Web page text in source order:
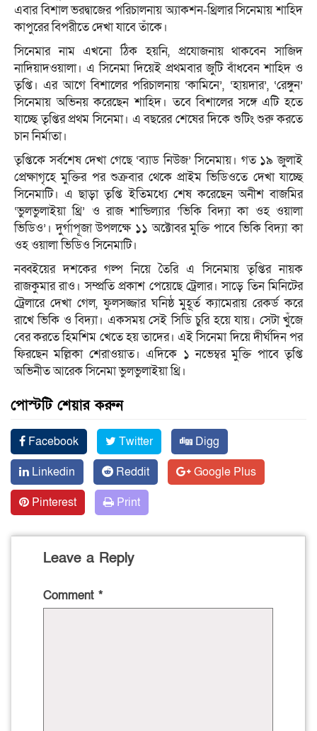
এবার বিশাল ভরদ্বাজের পরিচালনায় অ্যাকশন-থ্রিলার সিনেমায় শাহিদ
কাপুরের বিপরীতে দেখা যাবে তাঁকে।
সিনেমার নাম এখনো ঠিক হয়নি, প্রযোজনায় থাকবেন সাজিদ
নাদিয়াদওয়ালা। এ সিনেমা দিয়েই প্রথমবার জুটি বাঁধবেন শাহিদ ও
তৃপ্তি। এর আগে বিশালের পরিচালনায় ‘কামিনে’, ‘হায়দার’, ‘রেঙ্গুন’
সিনেমায় অভিনয় করেছেন শাহিদ। তবে বিশালের সঙ্গে এটি হতে
যাচ্ছে তৃপ্তির প্রথম সিনেমা। এ বছরের শেষের দিকে শুটিং শুরু করতে
চান নির্মাতা।
তৃপ্তিকে সর্বশেষ দেখা গেছে ‘ব্যাড নিউজ’ সিনেমায়। গত ১৯ জুলাই
প্রেক্ষাগৃহে মুক্তির পর শুক্রবার থেকে প্রাইম ভিডিওতে দেখা যাচ্ছে
সিনেমাটি। এ ছাড়া তৃপ্তি ইতিমধ্যে শেষ করেছেন অনীশ বাজমির
‘ভুলভুলাইয়া থ্রি’ ও রাজ শান্ডিল্যার ‘ভিকি বিদ্যা কা ওহ ওয়ালা
ভিডিও’। দুর্গাপূজা উপলক্ষে ১১ অক্টোবর মুক্তি পাবে ভিকি বিদ্যা কা
ওহ ওয়ালা ভিডিও সিনেমাটি।
নব্বইয়ের দশকের গল্প নিয়ে তৈরি এ সিনেমায় তৃপ্তির নায়ক
রাজকুমার রাও। সম্প্রতি প্রকাশ পেয়েছে ট্রেলার। সাড়ে তিন মিনিটের
ট্রেলারে দেখা গেল, ফুলসজ্জার ঘনিষ্ঠ মুহূর্ত ক্যামেরায় রেকর্ড করে
রাখে ভিকি ও বিদ্যা। একসময় সেই সিডি চুরি হয়ে যায়। সেটা খুঁজে
বের করতে হিমশিম খেতে হয় তাদের। এই সিনেমা দিয়ে দীর্ঘদিন পর
ফিরছেন মল্লিকা শেরাওয়াত। এদিকে ১ নভেম্বর মুক্তি পাবে তৃপ্তি
অভিনীত আরেক সিনেমা ভুলভুলাইয়া থ্রি।
পোস্টটি শেয়ার করুন
Facebook Twitter
Digg
Linkedin
Reddit
Google Plus
Pinterest
Print
Leave a Reply
Comment *